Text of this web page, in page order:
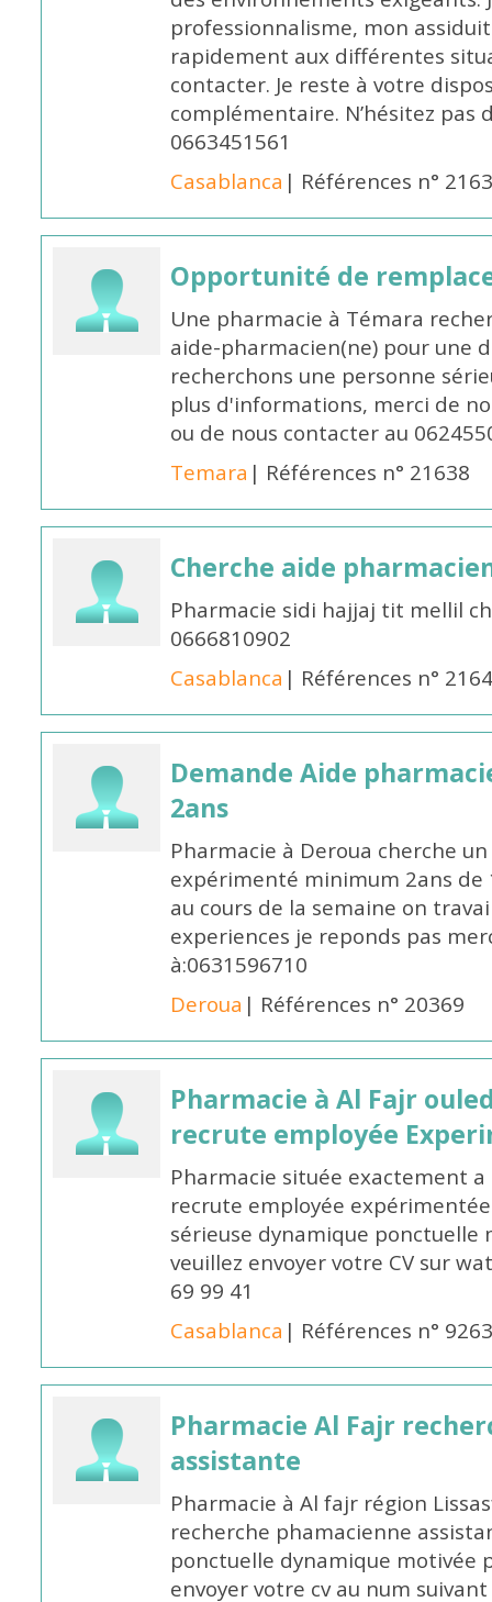
professionnalisme, mon
rapidement aux différentes
contacter. Je reste à votre
complémentaire. N’hésitez
0663451561
Casablanca | Références n°
Opportunité de
Une pharmacie à Témara
aide-pharmacien(ne) pour une
recherchons une personne
plus d'informations, merci de
ou de nous contacter au
Temara | Références n° 21638
Cherche aide
Pharmacie sidi hajjaj tit mellil
0666810902
Casablanca | Références n°
Demande Aide
2ans
Pharmacie à Deroua cherche
expérimenté minimum 2ans
au cours de la semaine on
experiences je reponds pas
à:0631596710
Deroua | Références n° 20369
Pharmacie à Al Fajr
recrute employée
Pharmacie située exactement
recrute employée
sérieuse dynamique ponctuelle
veuillez envoyer votre CV sur
69 99 41
Casablanca | Références n°
Pharmacie Al Fajr
assistante
Pharmacie à Al fajr région
recherche phamacienne
ponctuelle dynamique motivée
envoyer votre cv au num